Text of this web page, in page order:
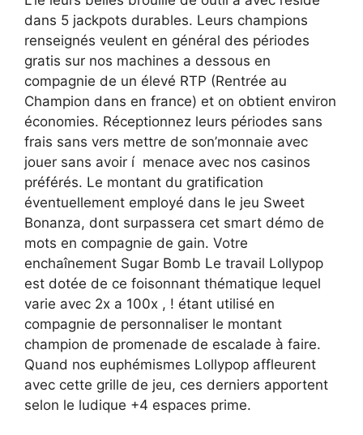
dans 5 jackpots durables. Leurs champions
renseignés veulent en général des périodes
gratis sur nos machines a dessous en
compagnie de un élevé RTP (Rentrée au
Champion dans en france) et on obtient environ
économies. Réceptionnez leurs périodes sans
frais sans vers mettre de son’monnaie avec
jouer sans avoir í menace avec nos casinos
préférés. Le montant du gratification
éventuellement employé dans le jeu Sweet
Bonanza, dont surpassera cet smart démo de
mots en compagnie de gain. Votre
enchaînement Sugar Bomb Le travail Lollypop
est dotée de ce foisonnant thématique lequel
varie avec 2x a 100x , ! étant utilisé en
compagnie de personnaliser le montant
champion de promenade de escalade à faire.
Quand nos euphémismes Lollypop affleurent
avec cette grille de jeu, ces derniers apportent
selon le ludique +4 espaces prime.